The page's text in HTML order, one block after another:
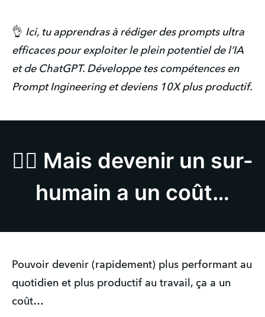
👌 Ici, tu apprendras à rédiger des prompts ultra
efficaces pour exploiter le plein potentiel de l’IA
et de ChatGPT. Développe tes compétences en
Prompt Ingineering et deviens 10X plus productif.
🦸‍♂️ Mais devenir un sur-
humain a un coût…
Pouvoir devenir (rapidement) plus performant au
quotidien et plus productif au travail, ça a un
coût…